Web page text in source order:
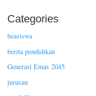
Categories
beasiswa
berita pendidikan
Generasi Emas 2045
jurusan